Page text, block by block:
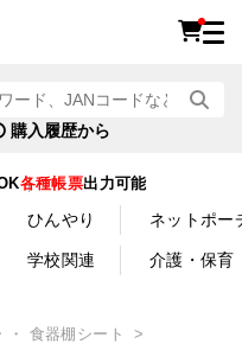
購入履歴から
各種帳票出力可能
ひんやり ネットポー
学校関連 介護・保育
・ 食器棚シート